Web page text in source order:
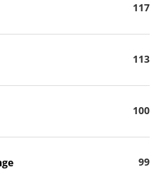
117
113
100
99